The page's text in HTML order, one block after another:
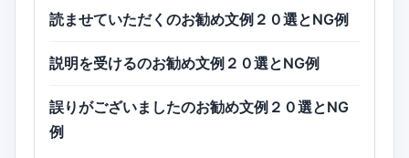
読ませていただくのお勧め文例２０選とNG例
説明を受けるのお勧め文例２０選とNG例
誤りがございましたのお勧め文例２０選とNG
例